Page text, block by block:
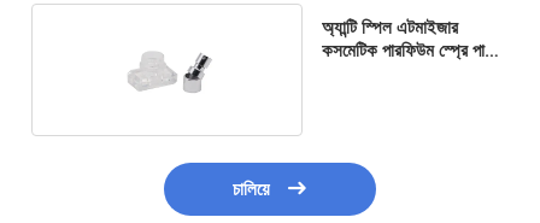
অ্যান্টি স্পিল এটমাইজার
কসমেটিক পারফিউম স্প্রে পাম্প
চালিয়ে